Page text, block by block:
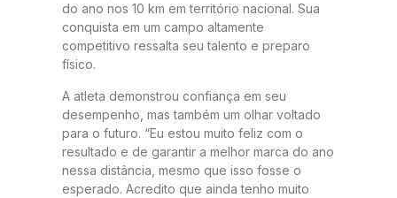
do ano nos 10 km em território nacional. Sua
conquista em um campo altamente
competitivo ressalta seu talento e preparo
físico.
A atleta demonstrou confiança em seu
desempenho, mas também um olhar voltado
para o futuro. “Eu estou muito feliz com o
resultado e de garantir a melhor marca do ano
nessa distância, mesmo que isso fosse o
esperado. Acredito que ainda tenho muito